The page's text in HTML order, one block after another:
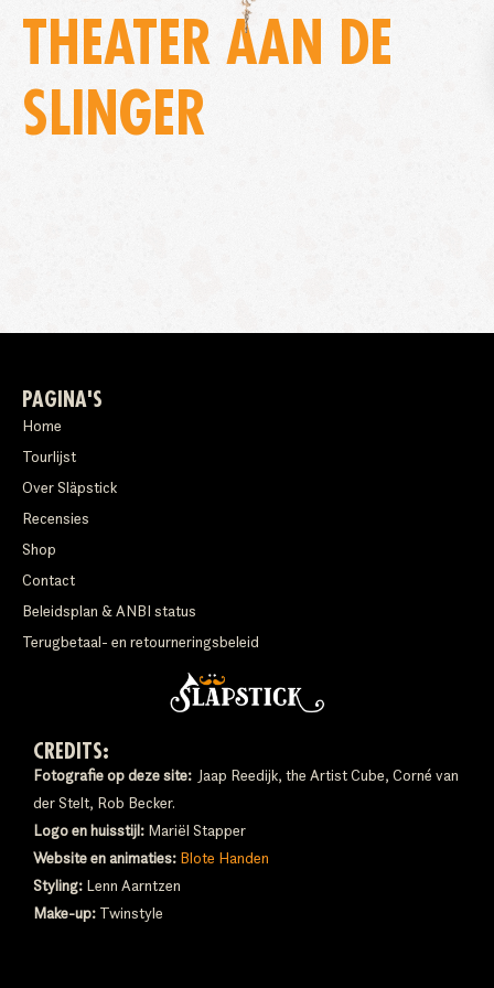
THEATER AAN DE
SLINGER
PAGINA'S
Home
Tourlijst
Over Släpstick
Recensies
Shop
Contact
Beleidsplan & ANBI status
Terugbetaal- en retourneringsbeleid
CREDITS:
Fotografie op deze site: Jaap Reedijk, the Artist Cube, Corné van
der Stelt, Rob Becker.
Logo en huisstijl: Mariël Stapper
Website en animaties: Blote Handen
Styling: Lenn Aarntzen
Make-up: Twinstyle